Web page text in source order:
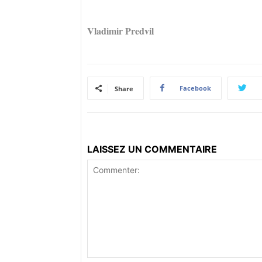
Vladimir Predvil
Share Facebook
LAISSEZ UN COMMENTAIRE